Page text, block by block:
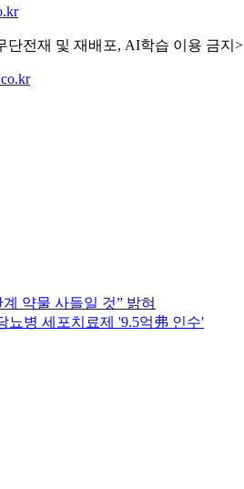
전재 및 재배포, AI학습 이용 금지>
약물 사들일 것” 밝혀
뇨병 세포치료제 '9.5억弗 인수'